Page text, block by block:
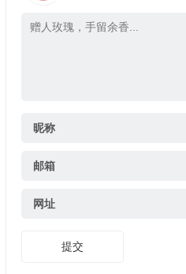
昵称
邮箱
网址
提交